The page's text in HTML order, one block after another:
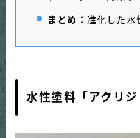
まとめ： 進化した水
水性塗料「アクリ